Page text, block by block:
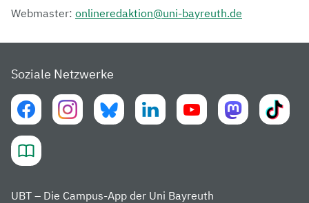
Webmaster: onlineredaktion@uni-bayreuth.de
Soziale Netzwerke
UBT – Die Campus-App der Uni Bayreuth